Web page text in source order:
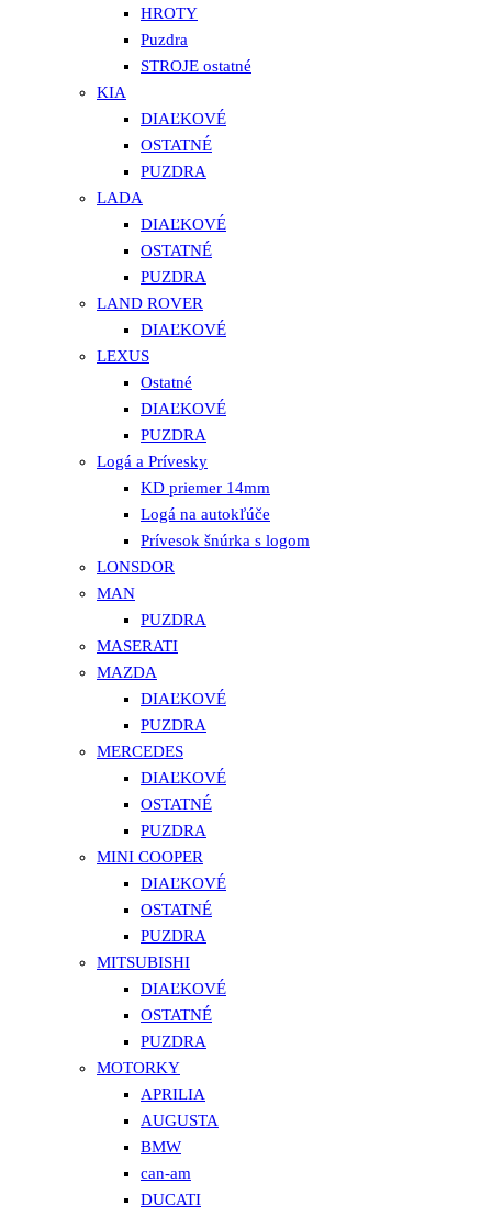
HROTY
Puzdra
STROJE ostatné
KIA
DIAĽKOVÉ
OSTATNÉ
PUZDRA
LADA
DIAĽKOVÉ
OSTATNÉ
PUZDRA
LAND ROVER
DIAĽKOVÉ
LEXUS
Ostatné
DIAĽKOVÉ
PUZDRA
Logá a Prívesky
KD priemer 14mm
Logá na autokľúče
Prívesok šnúrka s logom
LONSDOR
MAN
PUZDRA
MASERATI
MAZDA
DIAĽKOVÉ
PUZDRA
MERCEDES
DIAĽKOVÉ
OSTATNÉ
PUZDRA
MINI COOPER
DIAĽKOVÉ
OSTATNÉ
PUZDRA
MITSUBISHI
DIAĽKOVÉ
OSTATNÉ
PUZDRA
MOTORKY
APRILIA
AUGUSTA
BMW
can-am
DUCATI